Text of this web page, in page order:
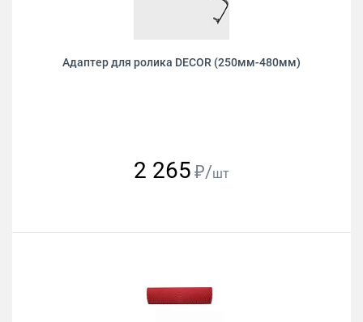
Адаптер для ролика DECOR (250мм-480мм)
2 265 ₽/шт